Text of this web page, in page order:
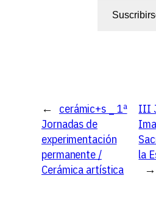
← cerámic+s _ 1ª
Jornadas de
experimentación
permanente /
Cerámica artística
III
la
→